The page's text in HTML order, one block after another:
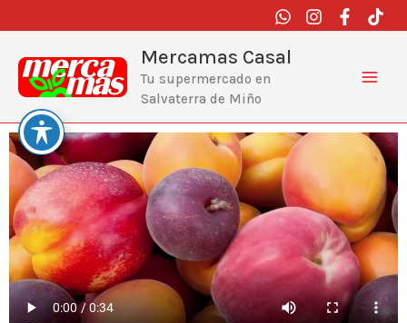
al
contenido
Mercamas Casal
Tu supermercado en
Salvaterra de Miño